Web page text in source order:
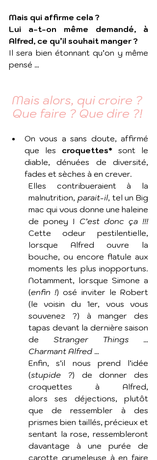
Mais qui affirme cela ?
Lui a-t-on même demandé, à
Alfred, ce qu’il souhait manger ?
Il sera bien étonnant qu’on y même
pensé …
Mais alors, qui croire ?
Que faire ? Que dire ?!
On vous a sans doute, affirmé
que les croquettes* sont le
diable, dénuées de diversité,
fades et sèches à en crever.
Elles contribueraient à la
malnutrition, parait-il, tel un Big
mac qui vous donne une haleine
de poney ! C’est donc ça !!!
Cette odeur pestilentielle,
lorsque Alfred ouvre la
bouche, ou encore flatule aux
moments les plus inopportuns.
Notamment, lorsque Simone a
(enfin !) osé inviter le Robert
(le voisin du 1er, vous vous
souvenez ?) à manger des
tapas devant la dernière saison
de Stranger Things
Charmant Alfred …
Enfin, s’il nous prend l’idée
(stupide ?) de donner des
croquettes à Alfred,
alors ses déjections, plutôt
que de ressembler à des
prismes bien taillés, précieux et
sentant la rose, ressembleront
davantage à une purée de
carotte grumeleuse à en faire